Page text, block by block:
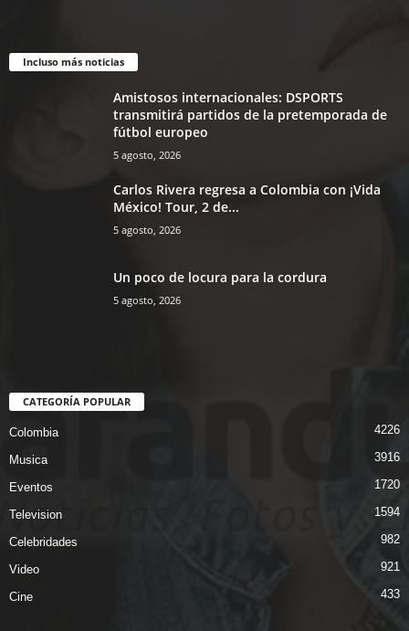
Incluso más noticias
Amistosos internacionales: DSPORTS
transmitirá partidos de la pretemporada de
fútbol europeo
5 agosto, 2026
Carlos Rivera regresa a Colombia con ¡Vida
México! Tour, 2 de...
5 agosto, 2026
Un poco de locura para la cordura
5 agosto, 2026
CATEGORÍA POPULAR
Colombia 4226
Musica 3916
Eventos 1720
Television 1594
Celebridades 982
Video 921
Cine 433